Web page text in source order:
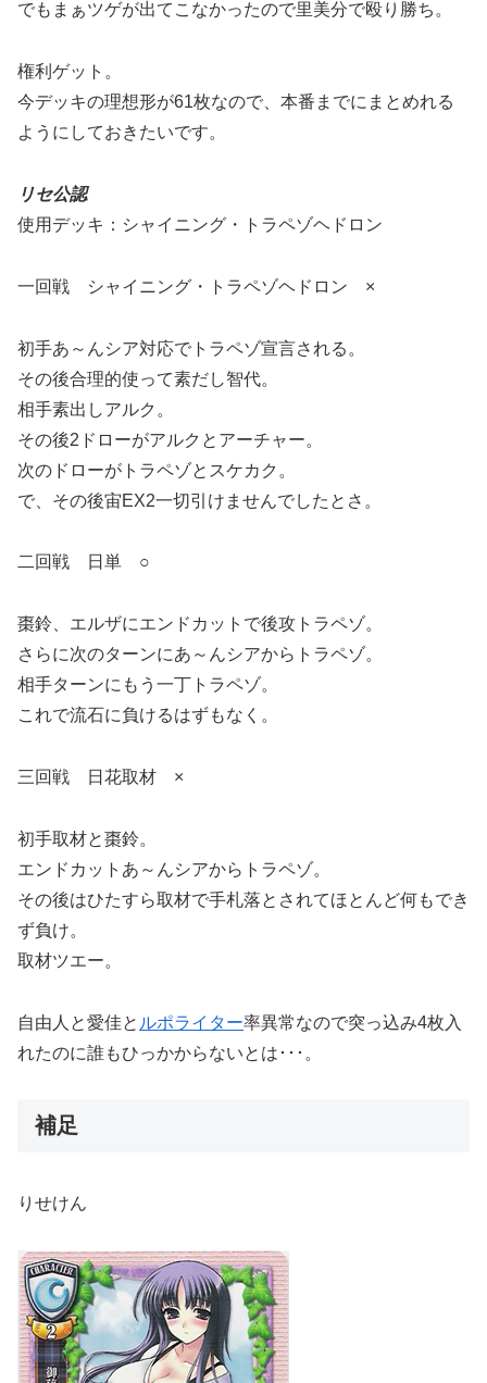
でもまぁツゲが出てこなかったので里美分で殴り勝ち。
権利ゲット。
今デッキの理想形が61枚なので、本番までにまとめれる
ようにしておきたいです。
リセ公認
使用デッキ：シャイニング・トラペゾヘドロン
一回戦 シャイニング・トラペゾヘドロン ×
初手あ～んシア対応でトラペゾ宣言される。
その後合理的使って素だし智代。
相手素出しアルク。
その後2ドローがアルクとアーチャー。
次のドローがトラペゾとスケカク。
で、その後宙EX2一切引けませんでしたとさ。
二回戦 日単 ○
棗鈴、エルザにエンドカットで後攻トラペゾ。
さらに次のターンにあ～んシアからトラペゾ。
相手ターンにもう一丁トラペゾ。
これで流石に負けるはずもなく。
三回戦 日花取材 ×
初手取材と棗鈴。
エンドカットあ～んシアからトラペゾ。
その後はひたすら取材で手札落とされてほとんど何もでき
ず負け。
取材ツエー。
自由人と愛佳と ルポライター率異常なので突っ込み4枚入
れたのに誰もひっかからないとは･･･。
補足
りせけん